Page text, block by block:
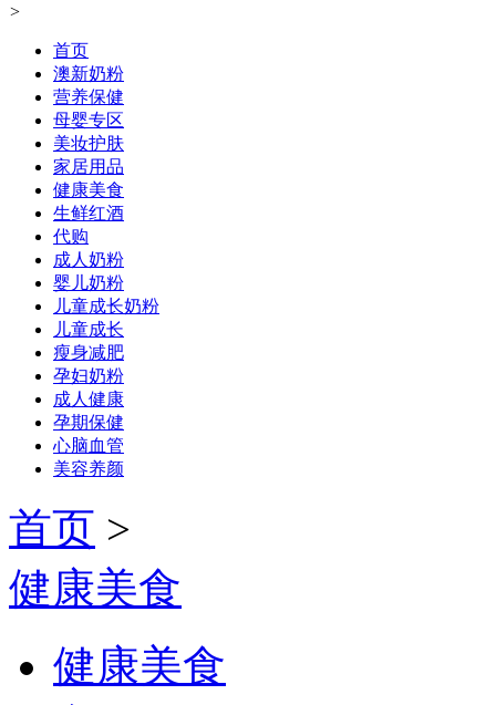
>
首页
澳新奶粉
营养保健
母婴专区
美妆护肤
家居用品
健康美食
生鲜红酒
代购
成人奶粉
婴儿奶粉
儿童成长奶粉
儿童成长
瘦身减肥
孕妇奶粉
成人健康
孕期保健
心脑血管
美容养颜
首页 >
健康美食
健康美食